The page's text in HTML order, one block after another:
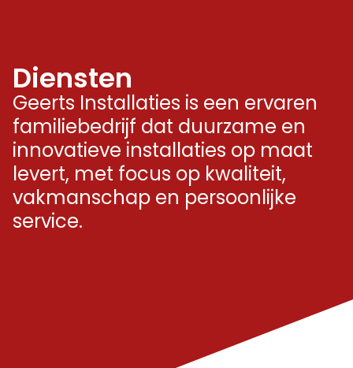
Diensten
Geerts Installaties is een ervaren
familiebedrijf dat duurzame en
innovatieve installaties op maat
levert, met focus op kwaliteit,
vakmanschap en persoonlijke
service.